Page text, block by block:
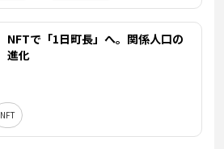
NFTで「1日町長」へ。関係人口の
進化
NFT